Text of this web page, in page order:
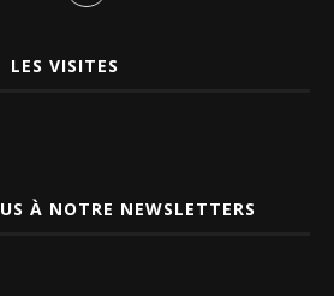
LES VISITES
À NOTRE NEWSLETTERS